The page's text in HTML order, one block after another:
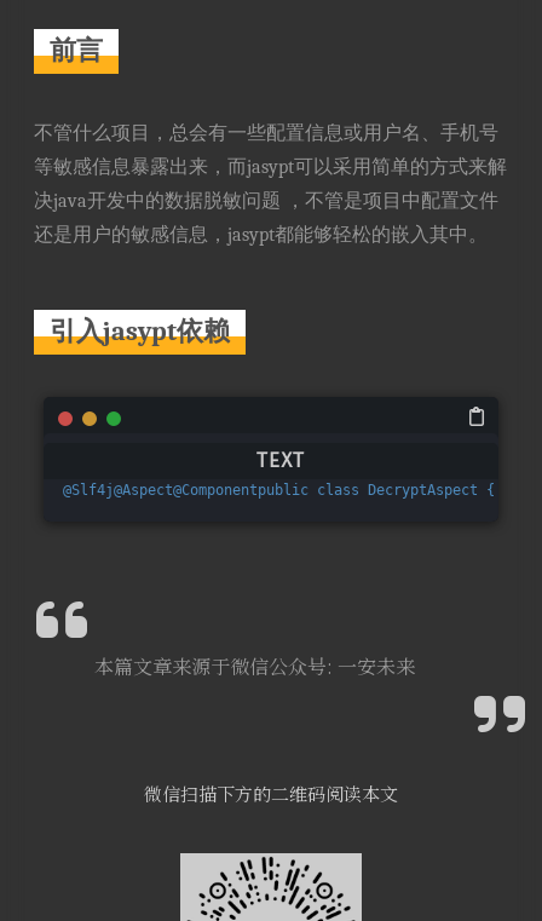
前言
不管什么项目，总会有一些配置信息或用户名、手机号
等敏感信息暴露出来，而jasypt可以采用简单的方式来解
决java开发中的数据脱敏问题 ，不管是项目中配置文件
还是用户的敏感信息，jasypt都能够轻松的嵌入其中。
引入jasypt依赖
@Slf4j@Aspect@Componentpublic class DecryptAspect {
本篇文章来源于微信公众号: 一安未来
微信扫描下方的二维码阅读本文